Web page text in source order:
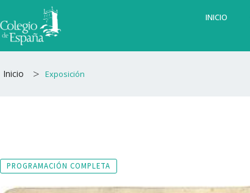
al
contenido
INICIO
Inicio > Exposición
PROGRAMACIÓN COMPLETA